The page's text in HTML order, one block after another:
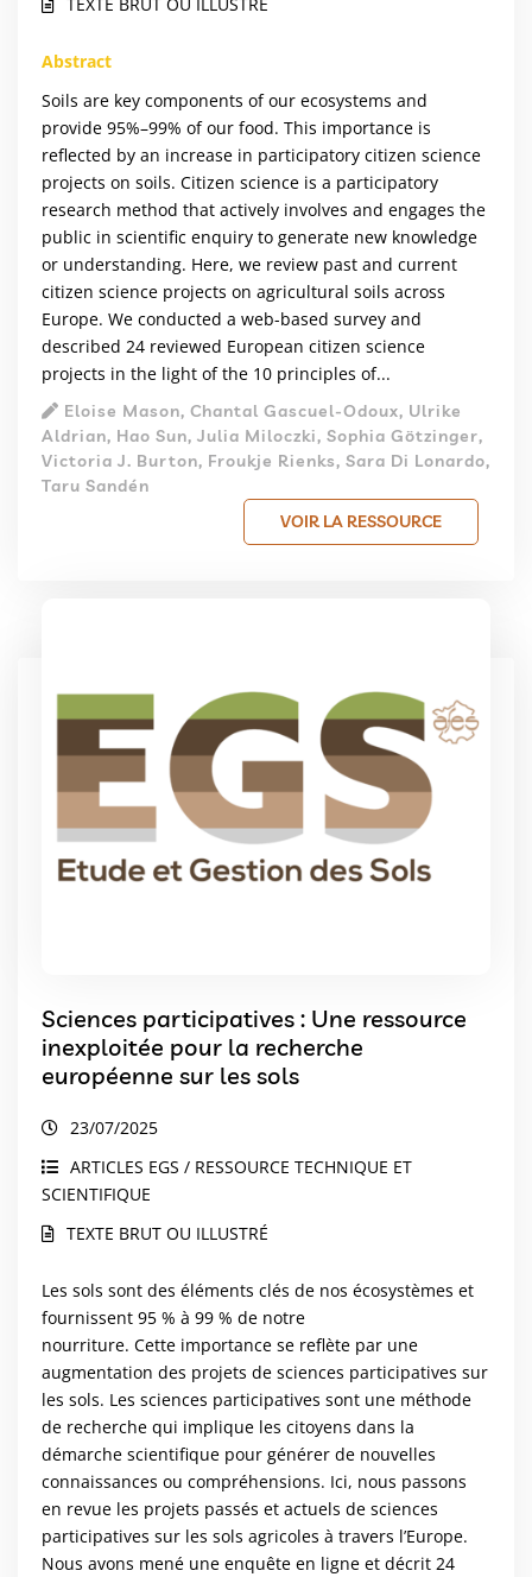
Abstract
Soils are key components of our ecosystems and
provide 95%–99% of our food. This importance is
reflected by an increase in participatory citizen science
projects on soils. Citizen science is a participatory
research method that actively involves and engages the
public in scientific enquiry to generate new knowledge
or understanding. Here, we review past and current
citizen science projects on agricultural soils across
Europe. We conducted a web-based survey and
described 24 reviewed European citizen science
projects in the light of the 10 principles of...
Eloise Mason, Chantal Gascuel-Odoux, Ulrike
Aldrian, Hao Sun, Julia Miloczki, Sophia Götzinger,
Victoria J. Burton, Froukje Rienks, Sara Di Lonardo,
Taru Sandén
VOIR LA RESSOURCE
Sciences participatives : Une ressource
inexploitée pour la recherche
européenne sur les sols
23/07/2025
ARTICLES EGS / RESSOURCE TECHNIQUE ET
SCIENTIFIQUE
TEXTE BRUT OU ILLUSTRÉ
Les sols sont des éléments clés de nos écosystèmes et
fournissent 95 % à 99 % de notre
nourriture. Cette importance se reflète par une
augmentation des projets de sciences participatives sur
les sols. Les sciences participatives sont une méthode
de recherche qui implique les citoyens dans la
démarche scientifique pour générer de nouvelles
connaissances ou compréhensions. Ici, nous passons
en revue les projets passés et actuels de sciences
participatives sur les sols agricoles à travers l’Europe.
Nous avons mené une enquête en ligne et décrit 24